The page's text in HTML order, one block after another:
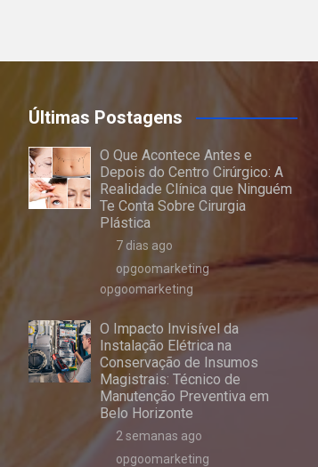
Últimas Postagens
O Que Acontece Antes e
Depois do Centro Cirúrgico: A
Realidade Clínica que Ninguém
Te Conta Sobre Cirurgia
Plástica
7 dias ago
opgoomarketing
opgoomarketing
O Impacto Invisível da
Instalação Elétrica na
Conservação de Insumos
Magistrais: Técnico de
Manutenção Preventiva em
Belo Horizonte
2 semanas ago
opgoomarketing